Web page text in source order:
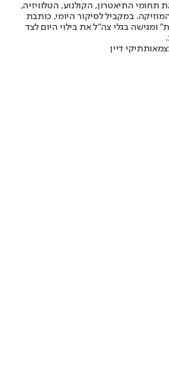
התיאטרון, הקולנוע, הטלוויזיה,
במקביל לסיקור היומי, כותבת
ומגישה בגלי צה"ל את בילוי היום לצד
תיקי דיין